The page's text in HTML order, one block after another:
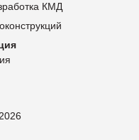
КМД